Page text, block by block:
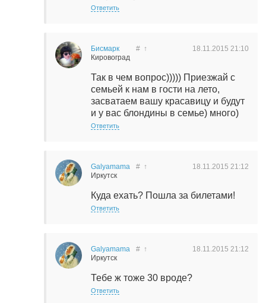
Ответить
Бисмарк
Кировоград
18.11.2015 21:10
# ↑
Так в чем вопрос))))) Приезжай с
семьей к нам в гости на лето,
засватаем вашу красавицу и будут
и у вас блондины в семье) много)
Ответить
Galyamama
Иркутск
18.11.2015 21:12
# ↑
Куда ехать? Пошла за билетами!
Ответить
Galyamama
Иркутск
18.11.2015 21:12
# ↑
Тебе ж тоже 30 вроде?
Ответить